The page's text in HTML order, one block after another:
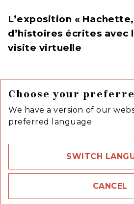
Choose your
We have a version of our
preferred language.
SWITCH
CANCEL
L’exposition «
d’histoires écrites avec
visite virtuelle
au Palais Brongniart, une
été pensée et réalisée,
d’édition, à travers les livres,
Aujourd’hui, cette exposition
accessible à tous, en version
découverte de panneaux,